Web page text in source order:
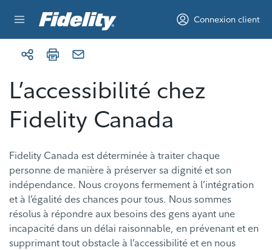
Connexion client
L’accessibilité chez
Fidelity Canada
Fidelity Canada est déterminée à traiter chaque
personne de manière à préserver sa dignité et son
indépendance. Nous croyons fermement à l’intégration
et à l’égalité des chances pour tous. Nous sommes
résolus à répondre aux besoins des gens ayant une
incapacité dans un délai raisonnable, en prévenant et en
supprimant tout obstacle à l’accessibilité et en nous